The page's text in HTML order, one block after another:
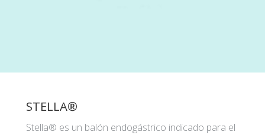
STELLA®
Stella® es un balón endogástrico indicado para el